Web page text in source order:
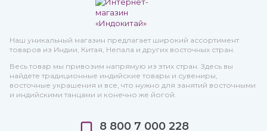
Наш уникальный магазин предлагает широкий ассортимент
товаров из Индии, Китая, Непала и других восточных стран.
Весь товар мы привозим напрямую из этих стран. Здесь вы
найдете традиционные индийские товары и сувениры,
восточные украшения и все, что нужно для занятий восточными
и индийскими танцами и конечно же йогой.
8 800 7 000 228